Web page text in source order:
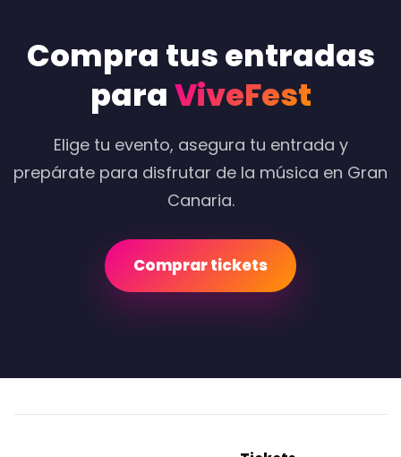
Compra tus entradas
paraViveFest
Elige tu evento, asegura tu entrada y
prepárate para disfrutar de la música en Gran
Canaria.
Comprar tickets